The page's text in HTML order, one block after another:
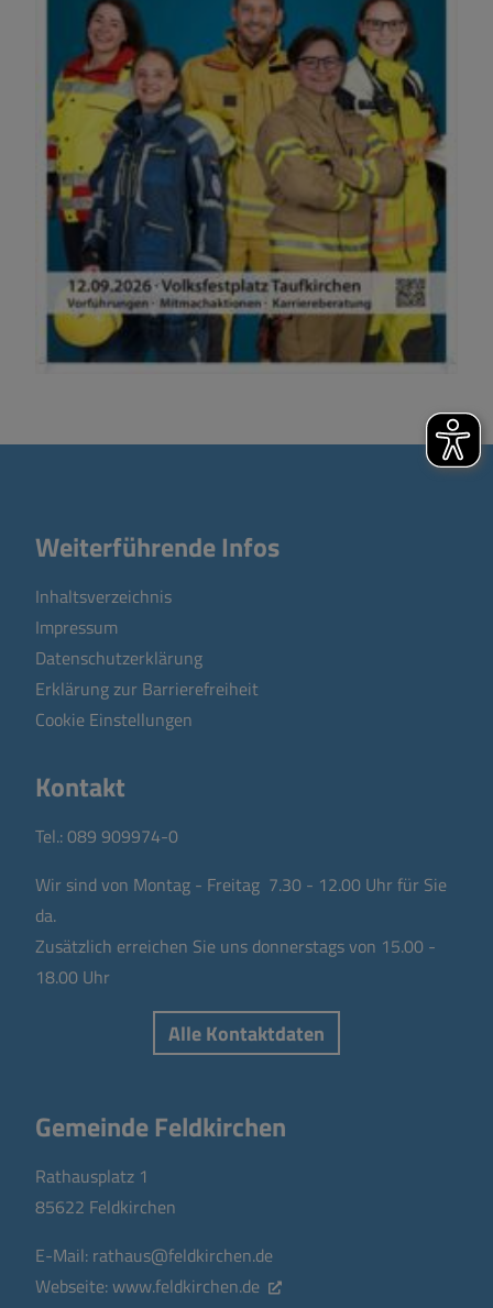
Weiterführende Infos
Inhaltsverzeichnis
Impressum
Datenschutzerklärung
Erklärung zur Barrierefreiheit
Cookie Einstellungen
Kontakt
Tel.:089 909974-0
Wir sind von Montag - Freitag 7.30 - 12.00 Uhr für Sie
da.
Zusätzlich erreichen Sie uns donnerstags von 15.00 -
18.00 Uhr
Alle Kontaktdaten
Gemeinde Feldkirchen
Rathausplatz 1
85622 Feldkirchen
E-Mail: rathaus@feldkirchen.de
Webseite:www.feldkirchen.de